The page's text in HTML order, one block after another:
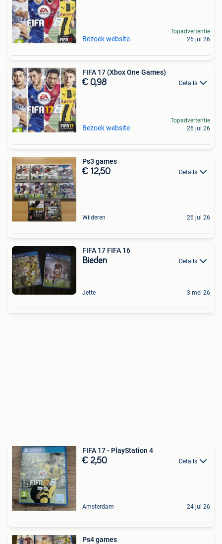
Bezoek website
Topadvertentie
26 jul 26
FIFA 17 (Xbox One Games)
€ 0,98 Details
Bezoek website
Topadvertentie
26 jul 26
Ps3 games
€ 12,50 Details
Wilderen 26 jul 26
FIFA 17 FIFA 16
Bieden Details
Jette 3 mei 26
FIFA 17 - PlayStation 4
€ 2,50 Details
Amsterdam 24 jul 26
Ps4 games